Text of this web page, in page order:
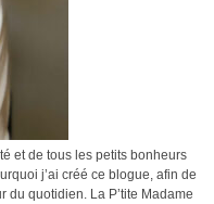
et de tous les petits bonheurs
j’ai créé ce blogue, afin de
quotidien. La P’tite Madame